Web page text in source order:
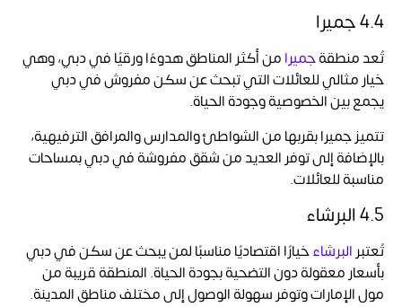
4.4 جميرا
تُعد منطقةجميرامن أكثر المناطق هدوءًا ورقيًا في دبي، وهي
خيار مثالي للعائلات التي تبحث عن سكن مفروش في دبي
يجمع بين الخصوصية وجودة الحياة.
تتميز جميرا بقربها من الشواطئ والمدارس والمرافق الترفيهية،
بالإضافة إلى توفر العديد من شقق مفروشة في دبي بمساحات
مناسبة للعائلات.
4.5 البرشاء
تُعتبرالبرشاءخيارًا اقتصاديًا مناسبًا لمن يبحث عن سكن في دبي
بأسعار معقولة دون التضحية بجودة الحياة. المنطقة قريبة من
مول الإمارات وتوفر سهولة الوصول إلى مختلف مناطق المدينة.